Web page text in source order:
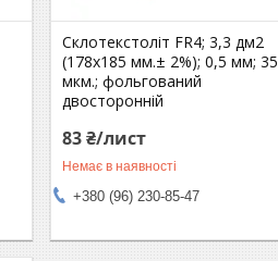
Склотекстоліт FR4; 3,3 дм2
(178х185 мм.± 2%); 0,5 мм; 35
мкм.; фольгований
двосторонній
83 ₴/лист
Немає в наявності
+380 (96) 230-85-47